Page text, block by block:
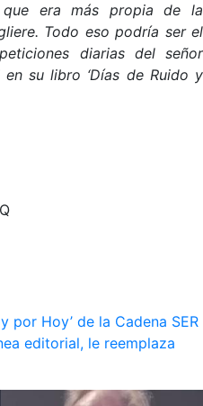
que era más propia de la
Todo eso podría ser el
diarias del señor
su libro ‘Días de Ruido y
por Hoy’ de la Cadena SER
editorial, le reemplaza